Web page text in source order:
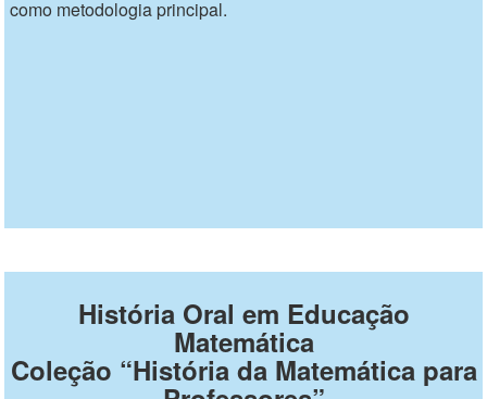
como metodologia principal.
História Oral em Educação
Matemática
Coleção “História da Matemática para